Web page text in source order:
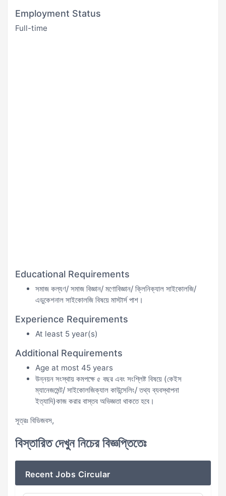
Employment Status
Full-time
Educational Requirements
সমাজ কল্যণ/ সমাজ বিজ্ঞান/ মণোবিজ্ঞান/ ক্লিনিক্যাল সাইকোলজি/
এডুকেশনাল সাইকোলজি বিষয়ে মাস্টার্স পাশ।
Experience Requirements
At least 5 year(s)
Additional Requirements
Age at most 45 years
উন্নয়ন সংস্থায় কমপক্ষে ৫ বছর এবং সংশ্লিষ্ট বিষয়ে (কেইস
ম্যানেজমেন্ট/ সাইকোলজিক্যাল কাউন্সেলিং/ তথ্য ব্যবস্থাপনা
ইত্যাদি)কাজ করার বাস্তব অভিজ্ঞতা থাকতে হবে।
সূত্রঃ বিডিজবস,
বিস্তারিত দেখুন নিচের বিজ্ঞপ্তিতেঃ
Recent Jobs Circular